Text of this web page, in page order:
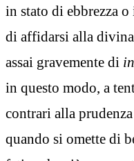
in stato di ebbrezza
di affidarsi alla
assai gravemente di
in questo modo, a
contrari alla prudenza
quando si omette di